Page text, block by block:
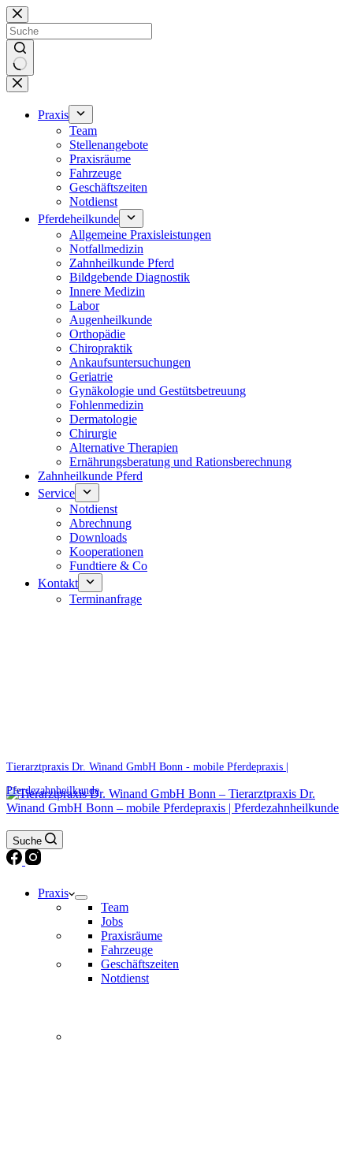
Zum
Inhalt
springen
Keine
Ergebnisse
Praxis
Team
Stellenangebote
Praxisräume
Fahrzeuge
Geschäftszeiten
Notdienst
Pferdeheilkunde
Allgemeine Praxisleistungen
Notfallmedizin
Zahnheilkunde Pferd
Bildgebende Diagnostik
Innere Medizin
Labor
Augenheilkunde
Orthopädie
Chiropraktik
Ankaufsuntersuchungen
Geriatrie
Gynäkologie und Gestütsbetreuung
Fohlenmedizin
Dermatologie
Chirurgie
Alternative Therapien
Ernährungsberatung und Rationsberechnung
Zahnheilkunde Pferd
Service
Notdienst
Abrechnung
Downloads
Kooperationen
Fundtiere & Co
Kontakt
Terminanfrage
Tierarztpraxis Dr. Winand GmbH Bonn - mobile Pferdepraxis |
Pferdezahnheilkunde
Suche
Praxis
Team
Jobs
Praxisräume
Fahrzeuge
Geschäftszeiten
Notdienst